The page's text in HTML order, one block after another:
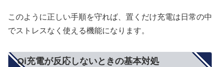
このように正しい手順を守れば、置くだけ充電は日常の中
でストレスなく使える機能になります。
Qi充電が反応しないときの基本対処